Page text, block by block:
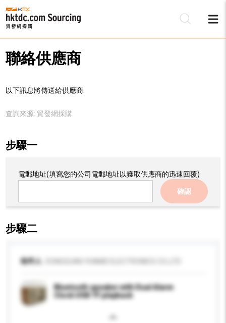
聯絡供應商
以下訊息將傳送給供應商:
查詢來源: 貿發網採購
步驟一
電郵地址(填寫您的公司電郵地址以獲取供應商的迅速回覆)
確認
步驟二
收件人
Bluetooth speaker with Dual Alarm
Clock USB TF playback